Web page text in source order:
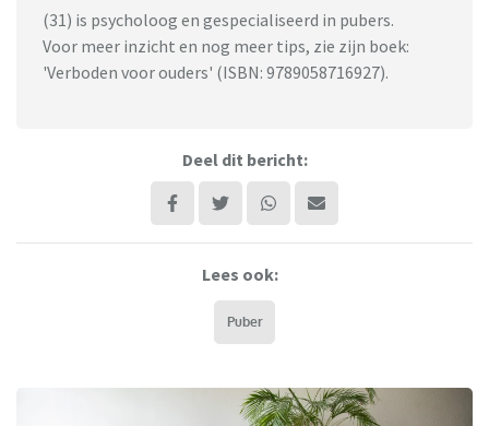
(31) is psycholoog en gespecialiseerd in pubers.
Voor meer inzicht en nog meer tips, zie zijn boek:
'Verboden voor ouders' (ISBN: 9789058716927).
Deel dit bericht:
Lees ook:
Puber